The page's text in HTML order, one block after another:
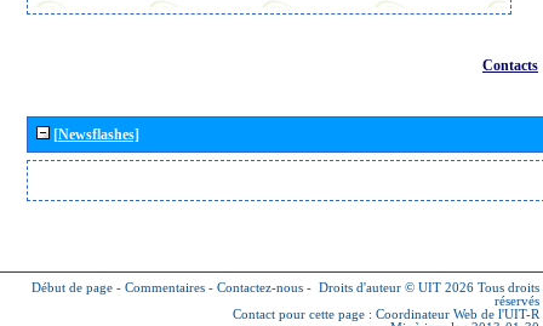
Contacts
[Newsflashes]
Début de page - Commentaires - Contactez-nous - Droits d'auteur © UIT 2026 Tous droits
réservés
Contact pour cette page : Coordinateur Web de l'UIT-R